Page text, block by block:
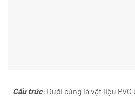
–Cấu trúc: Dưới cùng là vật liệu